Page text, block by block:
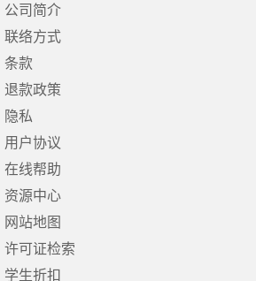
公司简介
联络方式
条款
退款政策
隐私
用户协议
在线帮助
资源中心
网站地图
许可证检索
学生折扣